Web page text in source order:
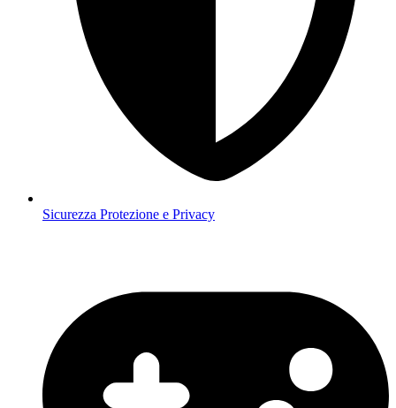
Sicurezza Protezione e Privacy